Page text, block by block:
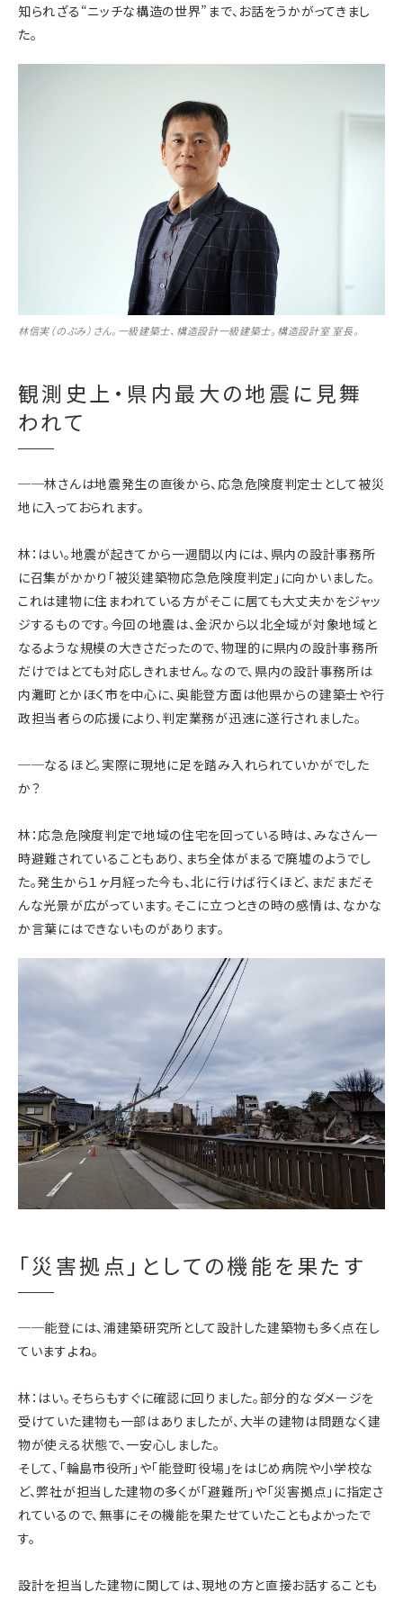
知られざる“ニッチな構造の世界”まで、お話をうかがってきまし
た。
林信実（のぶみ）さん。一級建築士、構造設計一級建築士。構造設計室 室長。
観測史上・県内最大の地震に見舞
われて
──林さんは地震発生の直後から、応急危険度判定士として被災
地に入っておられます。
林：はい。地震が起きてから一週間以内には、県内の設計事務所
に召集がかかり「被災建築物応急危険度判定」に向かいました。
これは建物に住まわれている方がそこに居ても大丈夫かをジャッ
ジするものです。今回の地震は、金沢から以北全域が対象地域と
なるような規模の大きさだったので、物理的に県内の設計事務所
だけではとても対応しきれません。なので、県内の設計事務所は
内灘町とかほく市を中心に、奥能登方面は他県からの建築士や行
政担当者らの応援により、判定業務が迅速に遂行されました。
──なるほど。実際に現地に足を踏み入れられていかがでした
か？
林：応急危険度判定で地域の住宅を回っている時は、みなさん一
時避難されていることもあり、まち全体がまるで廃墟のようでし
た。発生から１ヶ月経った今も、北に行けば行くほど、まだまだそ
んな光景が広がっています。そこに立つときの時の感情は、なかな
か言葉にはできないものがあります。
「災害拠点」としての機能を果たす
──能登には、浦建築研究所として設計した建築物も多く点在し
ていますよね。
林：はい。そちらもすぐに確認に回りました。部分的なダメージを
受けていた建物も一部はありましたが、大半の建物は問題なく建
物が使える状態で、一安心しました。
そして、「輪島市役所」や「能登町役場」をはじめ病院や小学校な
ど、弊社が担当した建物の多くが「避難所」や「災害拠点」に指定さ
れているので、無事にその機能を果たせていたこともよかったで
す。
設計を担当した建物に関しては、現地の方と直接お話することも